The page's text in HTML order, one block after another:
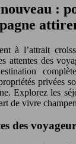
:
à l’attrait
attentes des
privées
Explorez les
de vivre
des